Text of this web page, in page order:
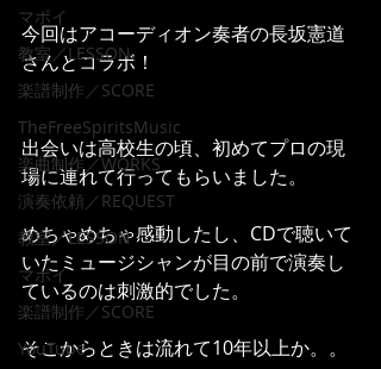
マポイ
教室／LESSON
楽譜制作／SCORE
TheFreeSpiritsMusic
楽曲制作／WORKS
演奏依頼／REQUEST
教室／LESSON
マポイ
楽譜制作／SCORE
YouTube
今回はアコーディオン奏者の長坂憲道
さんとコラボ！
出会いは高校生の頃、初めてプロの現
場に連れて行ってもらいました。
めちゃめちゃ感動したし、CDで聴いて
いたミュージシャンが目の前で演奏し
ているのは刺激的でした。
そこからときは流れて10年以上か。。